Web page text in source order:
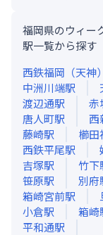
福岡県のウィー
駅一覧から探す
西鉄福岡（天神）
中洲川端駅
渡辺通駅 赤
唐人町駅 西
藤崎駅 櫛田
西鉄平尾駅
吉塚駅 竹下
笹原駅 別府
箱崎宮前駅
小倉駅 箱崎
平和通駅